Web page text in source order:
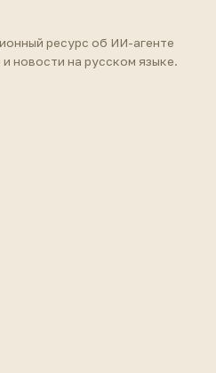
ресурс об ИИ-агенте
и новости на русском языке.